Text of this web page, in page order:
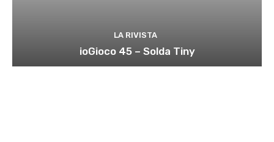
LA RIVISTA
ioGioco 45 – Solda Tiny